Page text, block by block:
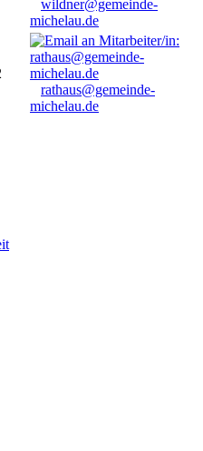
wildner@gemeinde-
michelau.de
rathaus@gemeinde-
michelau.de